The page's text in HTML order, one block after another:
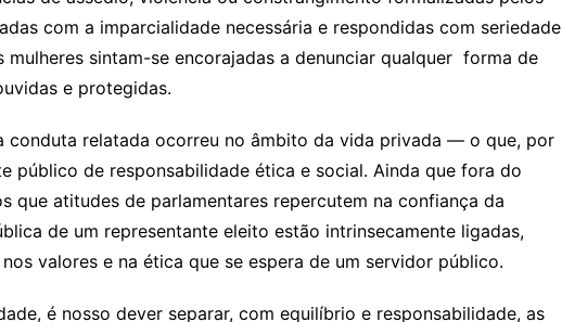
com a imparcialidade necessária e respondidas com seriedade
mulheres sintam-se encorajadas a denunciar qualquer forma de
e protegidas.
conduta relatada ocorreu no âmbito da vida privada — o que, por
público de responsabilidade ética e social. Ainda que fora do
que atitudes de parlamentares repercutem na confiança da
de um representante eleito estão intrinsecamente ligadas,
valores e na ética que se espera de um servidor público.
é nosso dever separar, com equilíbrio e responsabilidade, as